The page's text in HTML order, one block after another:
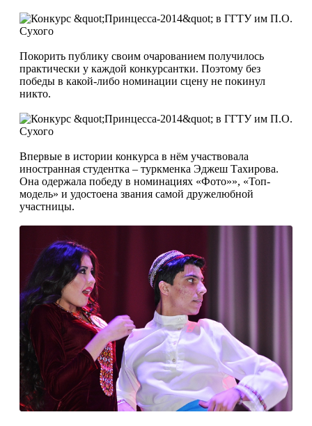
Покорить публику своим очарованием получилось
практически у каждой конкурсантки. Поэтому без
победы в какой-либо номинации сцену не покинул
никто.
Впервые в истории конкурса в нём участвовала
иностранная студентка – туркменка Эджеш Тахирова.
Она одержала победу в номинациях «Фото»», «Топ-
модель» и удостоена звания самой дружелюбной
участницы.